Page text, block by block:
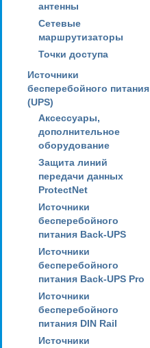
антенны
Сетевые
маршрутизаторы
Точки доступа
Источники
бесперебойного питания
(UPS)
Аксессуары,
дополнительное
оборудование
Защита линий
передачи данных
ProtectNet
Источники
бесперебойного
питания Back-UPS
Источники
бесперебойного
питания Back-UPS Pro
Источники
бесперебойного
питания DIN Rail
Источники